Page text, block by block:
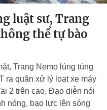
luật sư, Trang
thể tự bào
Trang Nemo lúng túng
ra quân xử lý loạt xe máy
2 trên cao, Đạo diễn nói
nóng, bạo lực lên sóng